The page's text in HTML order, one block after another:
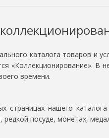
каталога товаров и
«Коллекционирование». В
времени.
страницах нашего
посуде, монетах,